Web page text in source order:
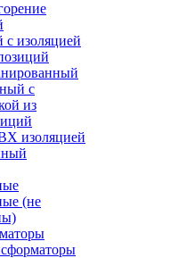
с изоляцией
с
из
изоляцией
(не